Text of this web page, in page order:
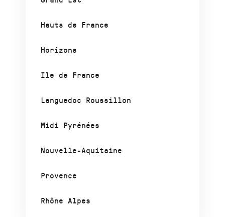
Hauts de France
Horizons
Ile de France
Languedoc Roussillon
Midi Pyrénées
Nouvelle-Aquitaine
Provence
Rhône Alpes